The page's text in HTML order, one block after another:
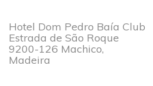
Hotel Dom Pedro Baía Club
Estrada de São Roque
9200-126 Machico,
Madeira